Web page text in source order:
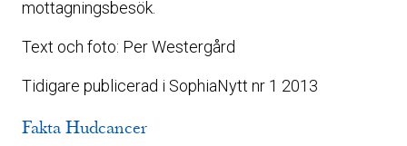
mottagningsbesök.
Text och foto: Per Westergård
Tidigare publicerad i SophiaNytt nr 1 2013
Fakta Hudcancer